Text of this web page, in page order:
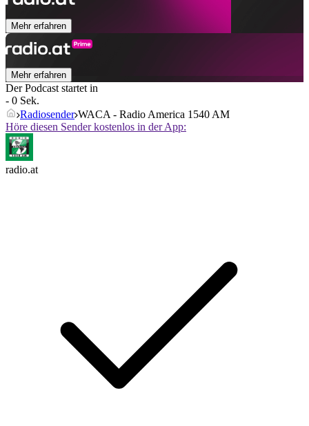
Mehr erfahren
Mehr erfahren
Der Podcast startet in
- 0 Sek.
Radiosender WACA - Radio America 1540 AM
Höre diesen Sender kostenlos in der App:
radio.at